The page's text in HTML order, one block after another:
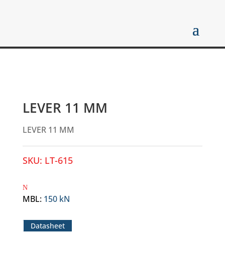
LEVER 11 MM
LEVER 11 MM
SKU: LT-615
MBL: 150 kN
Datasheet